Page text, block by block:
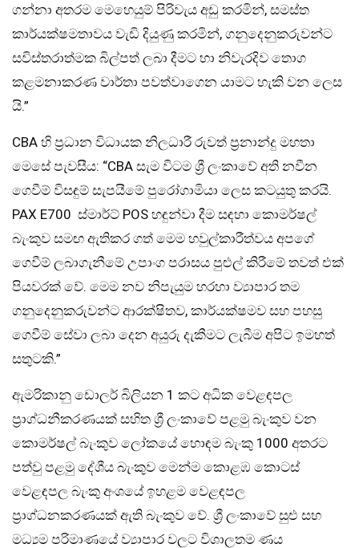
ගන්නා අතරම මෙහෙයුම් පිරිවැය අඩු කරමින්, සමස්ත
කාර්යක්ෂමතාවය වැඩි දියුණු කරමින්, ගනුදෙනුකරුවන්ට
සවිස්තරාත්මක බිල්පත් ලබා දීමට හා නිවැරදිව තොග
කළමනාකරණ වාර්තා පවත්වාගෙන යාමට හැකි වන ලෙස
යි.”
CBA හි ප්‍රධාන විධායක නිලධාරී රුවත් ප්‍රනාන්දු මහතා
මෙසේ පැවසීය: “CBA සැම විටම ශ්‍රී ලංකාවේ අති නවීන
ගෙවීම් විසඳුම් සැපයීමේ පුරෝගාමියා ලෙස කටයුතු කරයි.
PAX E700 ස්මාර්ට් POS හඳුන්වා දීම සඳහා කොමර්ෂල්
බැංකුව සමඟ ඇතිකර ගත් මෙම හවුල්කාරීත්වය අපගේ
ගෙවීම් ලබාගැනීමේ උපාංග පරාසය පුළුල් කිරීමේ තවත් එක්
පියවරක් වේ. මෙම නව නිපැයුම හරහා ව්‍යාපාර තම
ගනුදෙනුකරුවන්ට ආරක්ෂිතව, කාර්යක්ෂමව සහ පහසු
ගෙවීම් සේවා ලබා දෙන අයුරු දැකීමට ලැබීම අපිට ඉමහත්
සතුටකි.”
ඇමරිකානු ඩොලර් බිලියන 1 කට අධික වෙළඳපල
ප්‍රාග්ධනීකරණයක් සහිත ශ්‍රී ලංකාවේ පළමු බැංකුව වන
කොමර්ෂල් බැංකුව ලෝකයේ හොඳම බැංකු 1000 අතරට
පත්වු පළමු දේශීය බැංකුව මෙන්ම කොළඹ කොටස්
වෙළඳපල බැංකු අංශයේ ඉහළම වෙළඳපල
ප්‍රාග්ධනකරණයක් ඇති බැංකුව වේ. ශ්‍රී ලංකාවේ සුළු සහ
මධ්‍යම පරිමාණයේ ව්‍යාපාර වලට විශාලතම ණය